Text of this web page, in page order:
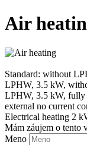
Air
Standard: without
LPHW, 3.5 kW,
LPHW, 3.5 kW, fully
external no current
Electrical heating 2
Mám záujem o tento
Meno